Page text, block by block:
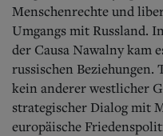
Menschenrechte und
Umgangs mit Russland.
der Causa Nawalny kam
russischen
kein anderer westlicher
strategischer Dialog mit
europäische